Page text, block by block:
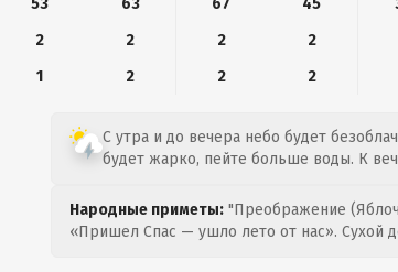
53
63 67 45
2
2 2 2
1
2 2 2
С утра и до вечера небо будет
будет жарко, пейте больше воды. К
Народные приметы: "Преображение
«Пришел Спас — ушло лето от нас». Сухой